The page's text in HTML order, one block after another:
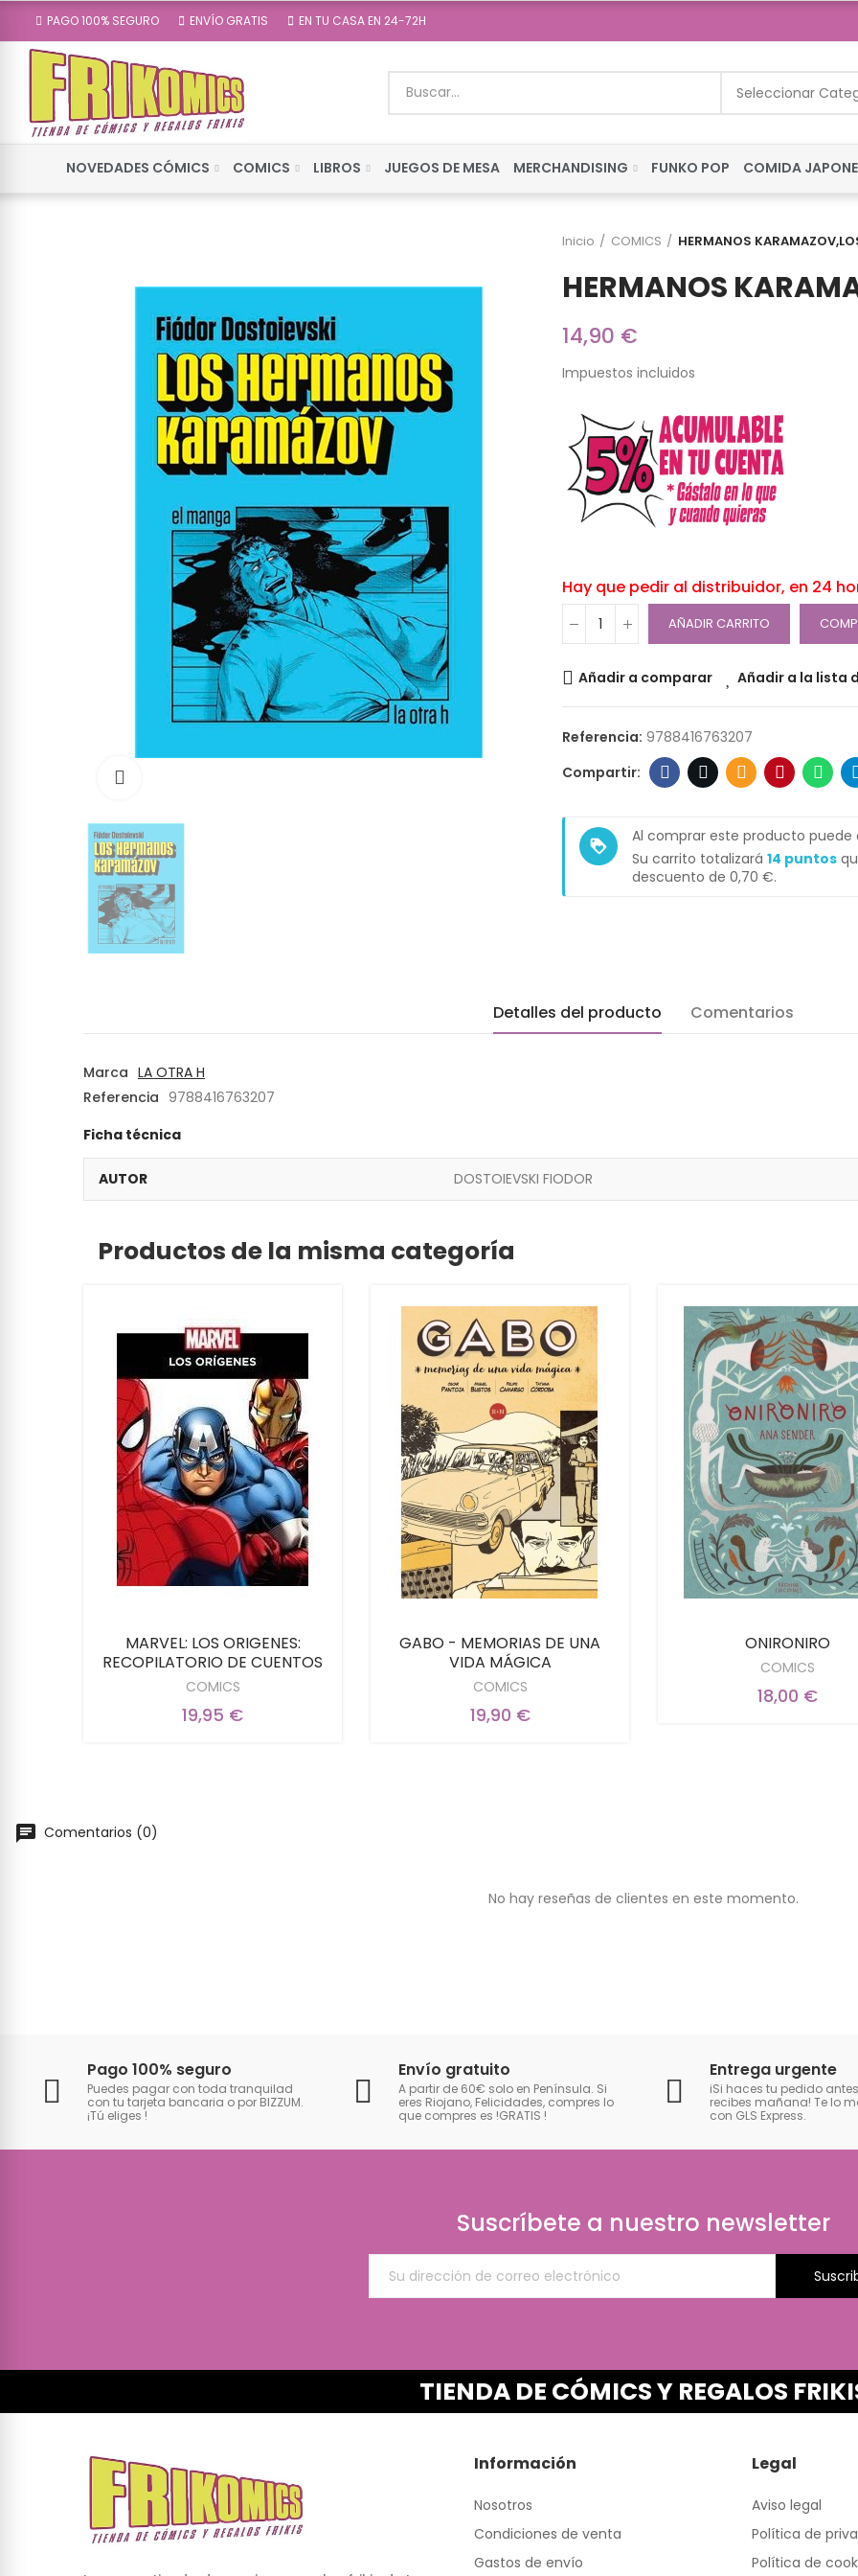
PAGO 100% SEGURO ENVÍO GRATIS EN TU CASA EN 24-72H
Seleccionar
NOVEDADES CÓMICS COMICS LIBROS JUEGOS DE MESA MERCHANDISING FUNKO POP COMIDA
Inicio COMICS HERMANOS
HERMANOS
14,90 €
Impuestos incluidos
Hay que pedir al distribuidor, en 24
AÑADIR CARRITO
Añadir a comparar Añadir a la lista
Referencia: 9788416763207
loyalty
Al comprar este producto puede
Su carrito totalizará 14 puntos
descuento de 0,70 €.
Detalles del producto Comentarios
Marca LA OTRA H
Referencia 9788416763207
Ficha técnica
AUTOR DOSTOIEVSKI FIODOR
Productos de la misma categoría
MARVEL: LOS ORIGENES:
RECOPILATORIO DE CUENTOS
COMICS
19,95 €
GABO - MEMORIAS DE UNA
VIDA MÁGICA
COMICS
19,90 €
ONIRONIRO
COMICS
18,00 €
Comentarios (0)
No hay reseñas de clientes en este momento.
Pago 100% seguro
Puedes pagar con toda tranquilad
con tu tarjeta bancaria o por BIZZUM.
¡Tú eliges !
Envío gratuito
A partir de 60€ solo en Península. Si
eres Riojano, Felicidades, compres lo
que compres es !GRATIS !
Entrega urgente
iSi haces tu pedido
recibes mañana! Te lo
con GLS Express.
Suscríbete a nuestro newsletter
TIENDA DE CÓMICS Y REGALOS
Información
Nosotros
Condiciones de venta
Gastos de envío
Legal
Aviso legal
Política de
Política de